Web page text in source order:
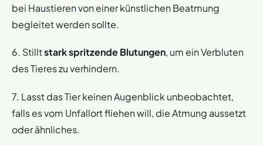
bei Haustieren von einer künstlichen Beatmung
begleitet werden sollte.
6. Stilltstark spritzende Blutungen, um ein Verbluten
des Tieres zu verhindern.
7. Lasst das Tier keinen Augenblick unbeobachtet,
falls es vom Unfallort fliehen will, die Atmung aussetzt
oder ähnliches.